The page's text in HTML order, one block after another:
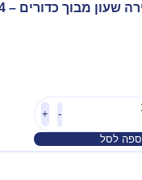
מבוך כדורים – 24 יח'
+
לסל